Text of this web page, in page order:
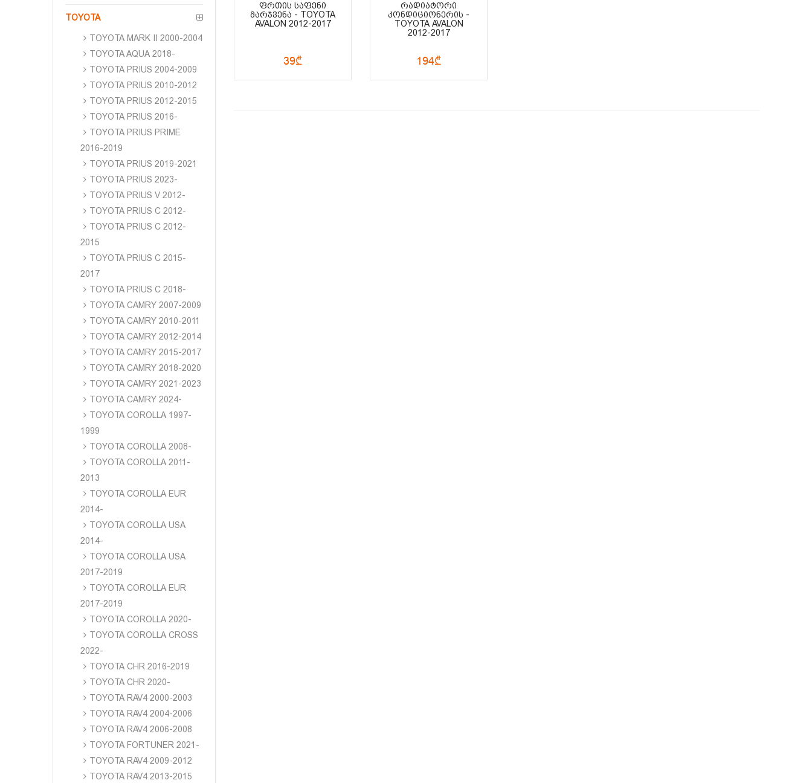
TOYOTA
TOYOTA MARK II 2000-2004
TOYOTA AQUA 2018-
TOYOTA PRIUS 2004-2009
TOYOTA PRIUS 2010-2012
TOYOTA PRIUS 2012-2015
TOYOTA PRIUS 2016-
TOYOTA PRIUS PRIME
2016-2019
TOYOTA PRIUS 2019-2021
TOYOTA PRIUS 2023-
TOYOTA PRIUS V 2012-
TOYOTA PRIUS C 2012-
TOYOTA PRIUS C 2012-
2015
TOYOTA PRIUS C 2015-
2017
TOYOTA PRIUS C 2018-
TOYOTA CAMRY 2007-2009
TOYOTA CAMRY 2010-2011
TOYOTA CAMRY 2012-2014
TOYOTA CAMRY 2015-2017
TOYOTA CAMRY 2018-2020
TOYOTA CAMRY 2021-2023
TOYOTA CAMRY 2024-
TOYOTA COROLLA 1997-
1999
TOYOTA COROLLA 2008-
TOYOTA COROLLA 2011-
2013
TOYOTA COROLLA EUR
2014-
TOYOTA COROLLA USA
2014-
TOYOTA COROLLA USA
2017-2019
TOYOTA COROLLA EUR
2017-2019
TOYOTA COROLLA 2020-
TOYOTA COROLLA CROSS
2022-
TOYOTA CHR 2016-2019
TOYOTA CHR 2020-
TOYOTA RAV4 2000-2003
TOYOTA RAV4 2004-2006
TOYOTA RAV4 2006-2008
TOYOTA FORTUNER 2021-
TOYOTA RAV4 2009-2012
TOYOTA RAV4 2013-2015
ᲤᲠᲗᲘᲡ ᲡᲐᲤᲔᲜᲘ
ᲛᲐᲠᲯᲕᲔᲜᲐ - TOYOTA
AVALON 2012-2017
39₾
ᲠᲐᲓᲘᲐᲢᲝᲠᲘ
ᲙᲝᲜᲓᲘᲪᲘᲝᲜᲔᲠᲘᲡ -
TOYOTA AVALON
2012-2017
194₾